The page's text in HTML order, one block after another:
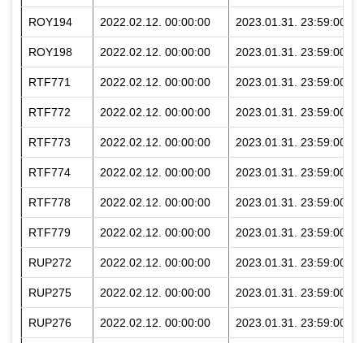
ROY194 2022.02.12. 00:00:00 2023.01.31. 23:59:00
ROY198 2022.02.12. 00:00:00 2023.01.31. 23:59:00
RTF771 2022.02.12. 00:00:00 2023.01.31. 23:59:00
RTF772 2022.02.12. 00:00:00 2023.01.31. 23:59:00
RTF773 2022.02.12. 00:00:00 2023.01.31. 23:59:00
RTF774 2022.02.12. 00:00:00 2023.01.31. 23:59:00
RTF778 2022.02.12. 00:00:00 2023.01.31. 23:59:00
RTF779 2022.02.12. 00:00:00 2023.01.31. 23:59:00
RUP272 2022.02.12. 00:00:00 2023.01.31. 23:59:00
RUP275 2022.02.12. 00:00:00 2023.01.31. 23:59:00
RUP276 2022.02.12. 00:00:00 2023.01.31. 23:59:00